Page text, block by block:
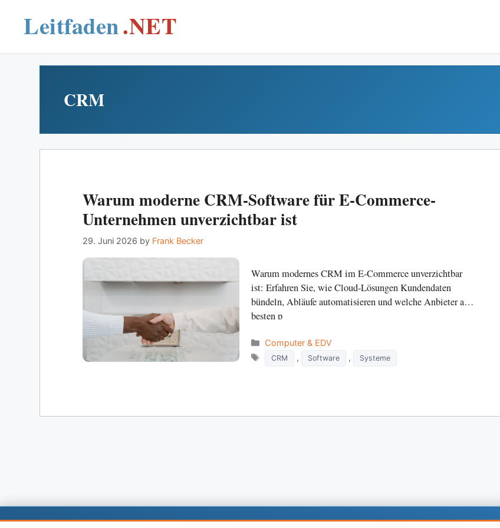
content
CRM
Warum moderne CRM‑Software für E‑Commerce-
Unternehmen unverzichtbar ist
29. Juni 2026 by Frank Becker
Warum modernes CRM im E-Commerce unverzichtbar
ist: Erfahren Sie, wie Cloud-Lösungen Kundendaten
bündeln, Abläufe automatisieren und welche Anbieter am
besten p
Categories
Computer & EDV
Tags
CRM , Software , Systeme